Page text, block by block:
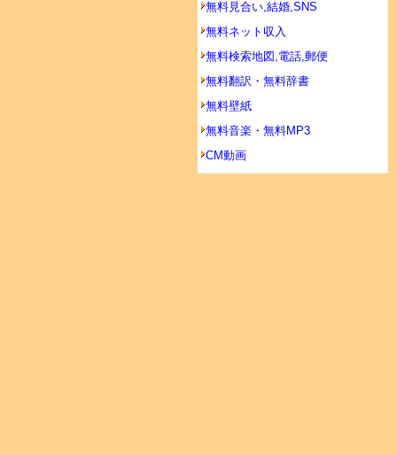
無料見合い,結婚,SNS
無料ネット収入
無料検索地図,電話,郵便
無料翻訳・無料辞書
無料壁紙
無料音楽・無料MP3
CM動画